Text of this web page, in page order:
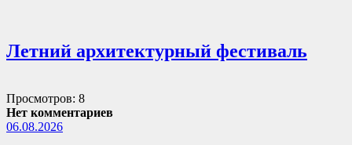
Летний архитектурный фестиваль
Просмотров: 8
Нет комментариев
06.08.2026